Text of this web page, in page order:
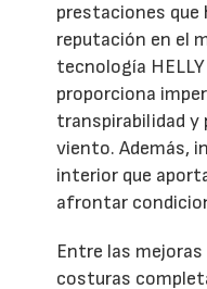
prestaciones que
reputación en el
tecnología
proporciona
transpirabilidad
viento. Además,
interior que
afrontar
Entre las
costuras